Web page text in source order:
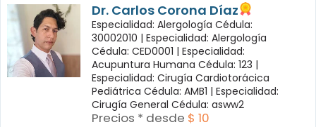
Dr. Carlos Corona Díaz
Especialidad: Alergología Cédula:
30002010 | Especialidad: Alergología
Cédula: CED0001 | Especialidad:
Acupuntura Humana Cédula: 123 |
Especialidad: Cirugía Cardiotorácica
Pediátrica Cédula: AMB1 | Especialidad:
Cirugía General Cédula: asww2
Precios * desde $ 10